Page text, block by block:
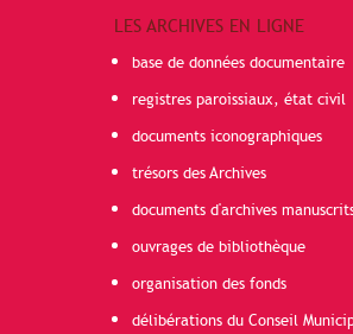
LES ARCHIVES EN LIGNE
base de données documentaire
registres paroissiaux, état civil
documents iconographiques
trésors des Archives
documents d'archives
ouvrages de bibliothèque
organisation des fonds
délibérations du Conseil